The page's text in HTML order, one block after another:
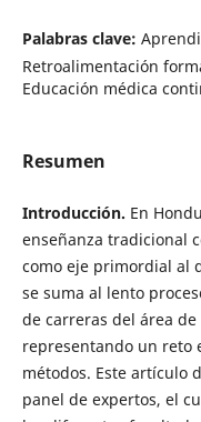
Palabras clave:
Retroalimentación
Educación médica
Resumen
Introducción. En
enseñanza tradicional
como eje primordial al
se suma al lento
de carreras del área
representando un reto
métodos. Este artículo
panel de expertos, el